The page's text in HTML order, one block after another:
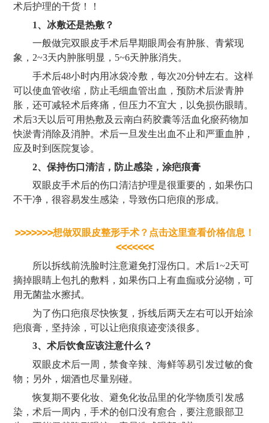
术后护理的干货！！
1、冰敷还是热敷？
一般做完双眼皮手术后早期眼周会有肿胀、青紫现
象， 2~3天内肿胀明显，5~6天肿胀消失。
手术后48小时内用冰袋冷敷，每次20分钟左右。这样
可以使血管收缩，防止毛细血管出血，预防术后淤青肿
胀，还可减轻术后疼痛，但压力不宜大，以免损伤眼睛。
术后3天以后可用热敷及云南白药胶囊等活血化瘀药物加
快淤青消除及消肿。术后一旦发生出血不止和严重血肿，
应及时到医院复诊。
2、保持伤口清洁，防止感染，涂疤痕膏
双眼皮手术后的伤口清洁护理是很重要的，如果伤口
不干净，很容易发生感染，导致伤口疤痕的形成。
>>>>>>>想做双眼皮整形手术？点击这里查看价格信息！
<<<<<<<
所以拆线前洗脸时注意避免打湿伤口。术后1~2天可
摘掉眼睛上包扎的敷料，如果伤口上有血痂或分泌物，可
用无菌盐水擦拭。
为了伤口疤痕尽快恢复，拆线后两天左右可以开始涂
疤痕膏，坚持涂，可以让疤痕痕迹变淡很多。
3、术后饮食应该注意什么？
双眼皮术后一周，禁食辛辣、海鲜等易引发过敏的食
物；另外，烟酒也尽量别碰。
恢复期不要化妆、避免化妆品里的化学物质引发感
染，术后一周内，手术的创口没有愈合，要注意眼部卫